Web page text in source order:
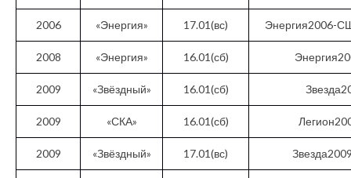
2006 «Энергия» 17.01(вс) Энергия2006-
2008 «Энергия» 16.01(сб)
2009 «Звёздный» 16.01(сб)
2009 «СКА» 16.01(сб)
2009 «Звёздный» 17.01(вс)